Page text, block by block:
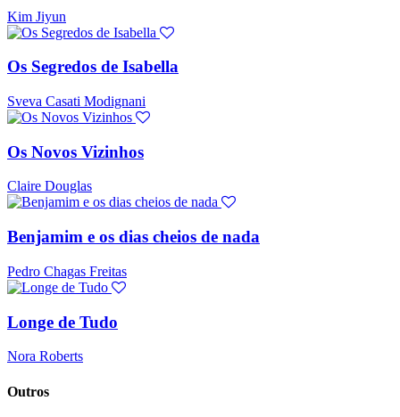
Kim Jiyun
Os Segredos de Isabella
Sveva Casati Modignani
Os Novos Vizinhos
Claire Douglas
Benjamim e os dias cheios de nada
Pedro Chagas Freitas
Longe de Tudo
Nora Roberts
Outros